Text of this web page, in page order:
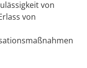
von
von